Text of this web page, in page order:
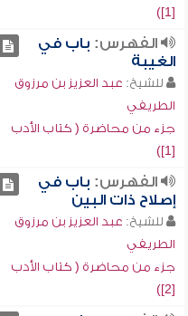
[1])
الفهرس: باب في
الغيبة
للشيخ: عبد العزيز بن مرزوق
الطريفي
جزء من محاضرة ( كتاب الأدب
[1])
الفهرس: باب في
إصلاح ذات البين
للشيخ: عبد العزيز بن مرزوق
الطريفي
جزء من محاضرة ( كتاب الأدب
[2])